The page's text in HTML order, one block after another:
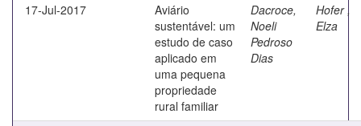
17-Jul-2017
Aviário
sustentável: um
estudo de caso
aplicado em
uma pequena
propriedade
rural familiar
Dacroce,
Noeli
Pedroso
Dias
Hofer ,
Elza